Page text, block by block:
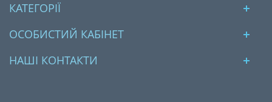
КАТЕГОРІЇ
ОСОБИСТИЙ КАБІНЕТ
НАШІ КОНТАКТИ